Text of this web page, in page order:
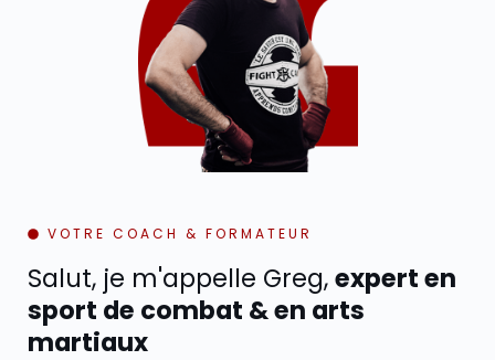
VOTRE COACH & FORMATEUR
Salut, je m'appelle Greg,expert en
sport de combat & en arts
martiaux